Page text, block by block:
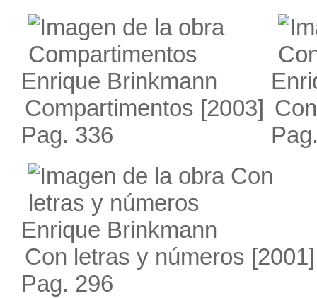
Enrique Brinkmann
Compartimentos [2003]
Pag. 336
Enrique Brinkmann
Con letras y números [2001]
Pag. 296